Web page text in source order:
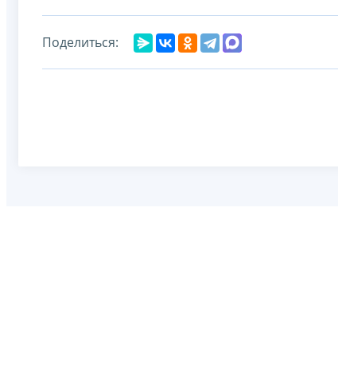
Поделиться: